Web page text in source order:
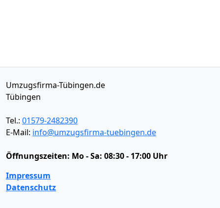
Umzugsfirma-Tübingen.de
Tübingen
Tel.: 01579-2482390
E-Mail: info@umzugsfirma-tuebingen.de
Öffnungszeiten: Mo - Sa: 08:30 - 17:00 Uhr
Impressum
Datenschutz